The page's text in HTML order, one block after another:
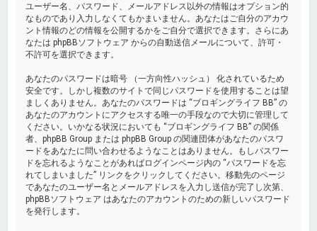
ユーザー名、パスワード、メールアドレス以外の情報はオプション的
なものであり入力しなくてもかまいません。あなたはご自分のアカウ
ント情報のどの情報を公開するかをご自分で選択できます。さらにあ
なたは phpBBソフトウェア からの自動送信メールについて、許可・
不許可を選択できます。
あなたのパスワードは暗号 （一方向性ハッシュ） 化されているため
安全です。しかし複数のサイトで同じパスワードを使用することは望
ましくありません。あなたのパスワードは “ブロギングライフ BB” の
あなたのアカウントにアクセスする唯一の手段なので大切に管理して
ください。いかなる状況においても “ブロギングライフ BB” の関係
者、phpBB Group または phpBB Group の関連団体があなたのパスワ
ードをあなたに問い合わせるようなことはありません。もしパスワー
ドを忘れるようなことがあればログインページ内の “パスワードを忘
れてしまいました” リンクをクリックしてください。移動先のページ
であなたのユーザー名とメールアドレスを入力し送信が完了し次第、
phpBBソフトウェア はあなたのアカウントのための新しいパスワード
を発行します。